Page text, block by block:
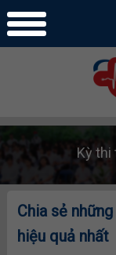
Kỳ thi
Chia sẻ
hiệu quả nhất